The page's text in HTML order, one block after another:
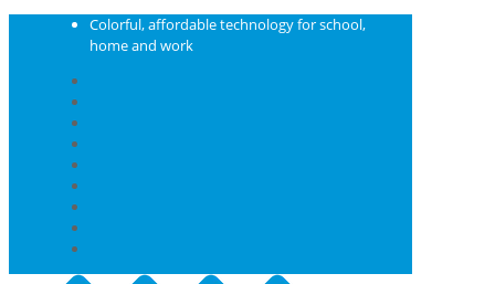
Colorful, affordable technology for school,
home and work